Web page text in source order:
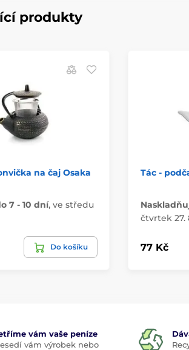
produkty
na čaj Osaka
7 - 10 dní, ve středu
Do košíku
Tác -
čtvrtek 27.
77 Kč
vám vaše peníze
vám výrobek nebo